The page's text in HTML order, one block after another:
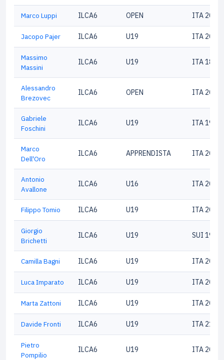
Marco Luppi ILCA6 OPEN ITA
Jacopo Pajer ILCA6 U19 ITA
Massimo
Massini
ILCA6 U19 ITA
Alessandro
Brezovec
ILCA6 OPEN ITA
Gabriele
Foschini
ILCA6 U19 ITA
Marco
Dell'Oro
ILCA6 APPRENDISTA ITA
Antonio
Avallone
ILCA6 U16 ITA
Filippo Tomio ILCA6 U19 ITA
Giorgio
Brichetti
ILCA6 U19 SUI
Camilla Bagni ILCA6 U19 ITA
Luca Imparato ILCA6 U19 ITA
Marta Zattoni ILCA6 U19 ITA
Davide Fronti ILCA6 U19 ITA
Pietro
Pompilio
ILCA6 U19 ITA